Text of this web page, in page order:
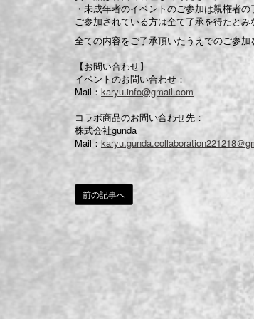
・未成年者のイベントのご参加は親権者
ご参加されている方は全て了承を得たとみ
全ての内容をご了承頂いたうえでのご参加
【お問い合わせ】
イベントのお問い合わせ：
Mail： karyu.info@gmail.com
コラボ商品のお問い合わせ先：
株式会社gunda
Mail： karyu.gunda.collaboration221218＠
前の記事へ